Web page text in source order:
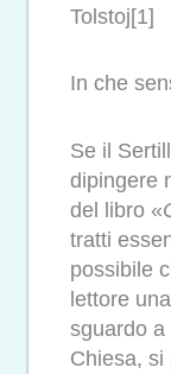
Tolstoj[1]
In che
Se il
dipingere
del libro «
tratti
possibile
lettore
sguardo a
Chiesa, si